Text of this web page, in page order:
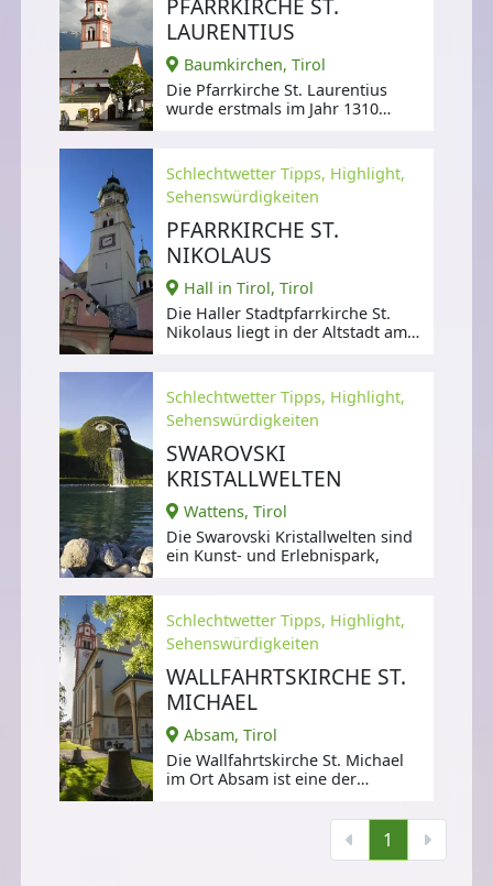
PFARRKIRCHE ST.
LAURENTIUS
Baumkirchen, Tirol
Die Pfarrkirche St. Laurentius
wurde erstmals im Jahr 1310
Schlechtwetter Tipps, Highlight,
Sehenswürdigkeiten
PFARRKIRCHE ST.
NIKOLAUS
Hall in Tirol, Tirol
Die Haller Stadtpfarrkirche St.
Nikolaus liegt in der Altstadt am
Schlechtwetter Tipps, Highlight,
Sehenswürdigkeiten
SWAROVSKI
KRISTALLWELTEN
Wattens, Tirol
Die Swarovski Kristallwelten sind
ein Kunst- und Erlebnispark,
Schlechtwetter Tipps, Highlight,
Sehenswürdigkeiten
WALLFAHRTSKIRCHE ST.
MICHAEL
Absam, Tirol
Die Wallfahrtskirche St. Michael
im Ort Absam ist eine der
1